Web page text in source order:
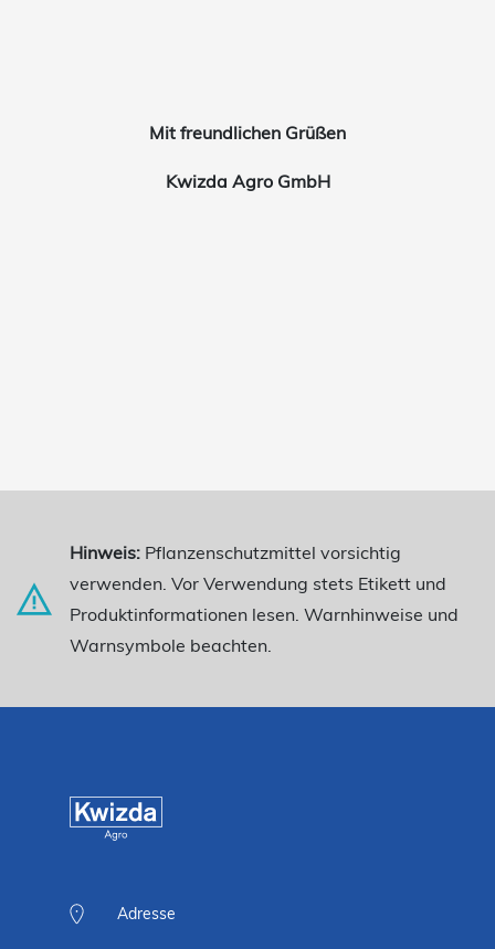
Mit freundlichen Grüßen
Kwizda Agro GmbH
Hinweis: Pflanzenschutzmittel vorsichtig
verwenden. Vor Verwendung stets Etikett und
Produktinformationen lesen. Warnhinweise und
Warnsymbole beachten.
Adresse